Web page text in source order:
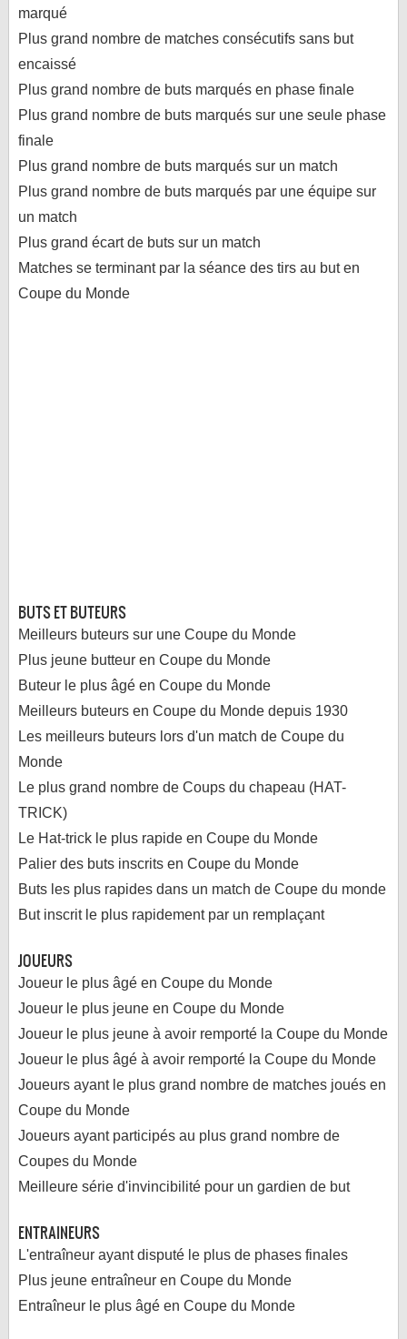
marqué
Plus grand nombre de matches consécutifs sans but
encaissé
Plus grand nombre de buts marqués en phase finale
Plus grand nombre de buts marqués sur une seule phase
finale
Plus grand nombre de buts marqués sur un match
Plus grand nombre de buts marqués par une équipe sur
un match
Plus grand écart de buts sur un match
Matches se terminant par la séance des tirs au but en
Coupe du Monde
BUTS ET BUTEURS
Meilleurs buteurs sur une Coupe du Monde
Plus jeune butteur en Coupe du Monde
Buteur le plus âgé en Coupe du Monde
Meilleurs buteurs en Coupe du Monde depuis 1930
Les meilleurs buteurs lors d'un match de Coupe du
Monde
Le plus grand nombre de Coups du chapeau (HAT-
TRICK)
Le Hat-trick le plus rapide en Coupe du Monde
Palier des buts inscrits en Coupe du Monde
Buts les plus rapides dans un match de Coupe du monde
But inscrit le plus rapidement par un remplaçant
JOUEURS
Joueur le plus âgé en Coupe du Monde
Joueur le plus jeune en Coupe du Monde
Joueur le plus jeune à avoir remporté la Coupe du Monde
Joueur le plus âgé à avoir remporté la Coupe du Monde
Joueurs ayant le plus grand nombre de matches joués en
Coupe du Monde
Joueurs ayant participés au plus grand nombre de
Coupes du Monde
Meilleure série d'invincibilité pour un gardien de but
ENTRAINEURS
L'entraîneur ayant disputé le plus de phases finales
Plus jeune entraîneur en Coupe du Monde
Entraîneur le plus âgé en Coupe du Monde